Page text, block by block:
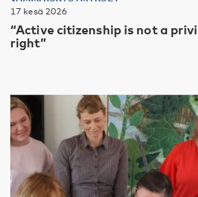
17 kesä 2026
“Active citizenship is not a
right”